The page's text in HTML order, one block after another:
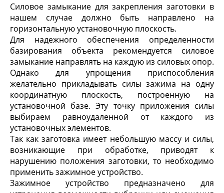
Силовое замыкание для закрепления заготовки в
нашем случае должно быть направлено на
горизонтальную установочную плоскость.
Для надежного обеспечения определенности
базирования объекта рекомендуется силовое
замыкание направлять на каждую из силовых опор.
Однако для упрощения приспособления
желательно прикладывать силы зажима на одну
координатную плоскость, построенную на
установочной базе. Эту точку приложения силы
выбираем равноудаленной от каждого из
установочных элементов.
Так как заготовка имеет небольшую массу и силы,
возникающие при обработке, приводят к
нарушению положения заготовки, то необходимо
применить зажимное устройство.
Зажимное устройство предназначено для